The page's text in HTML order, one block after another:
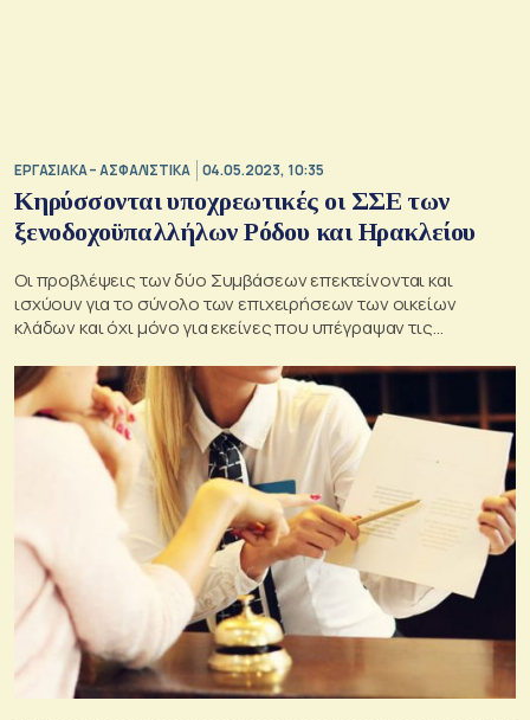
ΕΡΓΑΣΙΑΚΑ – ΑΣΦΑΛΙΣΤΙΚΑ 04.05.2023, 10:35
Κηρύσσονται υποχρεωτικές οι ΣΣΕ των
ξενοδοχοϋπαλλήλων Ρόδου και Ηρακλείου
Οι προβλέψεις των δύο Συμβάσεων επεκτείνονται και
ισχύουν για το σύνολο των επιχειρήσεων των οικείων
κλάδων και όχι μόνο για εκείνες που υπέγραψαν τις